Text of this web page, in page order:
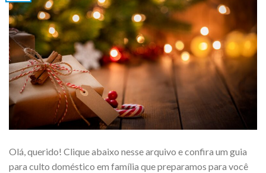
Olá, querido! Clique abaixo nesse arquivo e confira um guia
para culto doméstico em família que preparamos para você